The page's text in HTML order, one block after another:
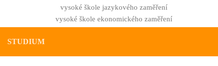
vysoké škole jazykového zaměření
vysoké škole ekonomického zaměření
STUDIUM